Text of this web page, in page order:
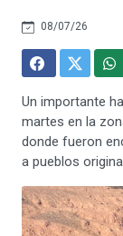
08/07/26
Un importante
martes en la
donde fueron
a pueblos